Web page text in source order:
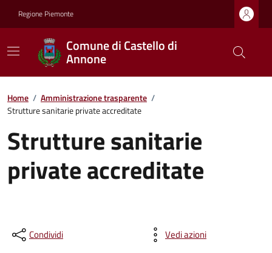
Regione Piemonte
Comune di Castello di
Annone
Home / Amministrazione trasparente /
Strutture sanitarie private accreditate
Strutture sanitarie
private accreditate
Condividi Vedi azioni